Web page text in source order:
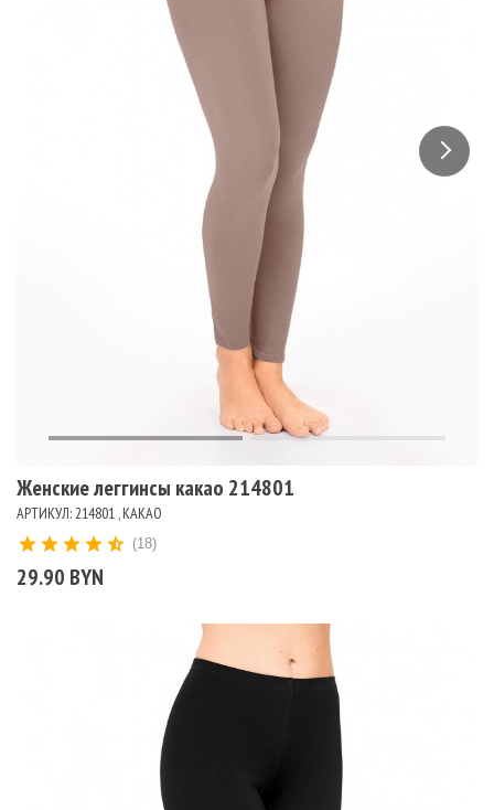
Женские леггинсы какао 214801
АРТИКУЛ: 214801 , КАКАО
29.90 BYN
(18)